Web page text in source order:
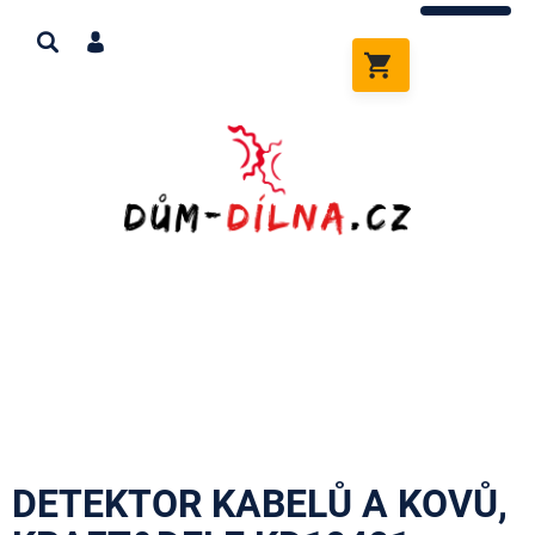
obsah
KOŠÍK
DETEKTOR KABELŮ A KOVŮ,